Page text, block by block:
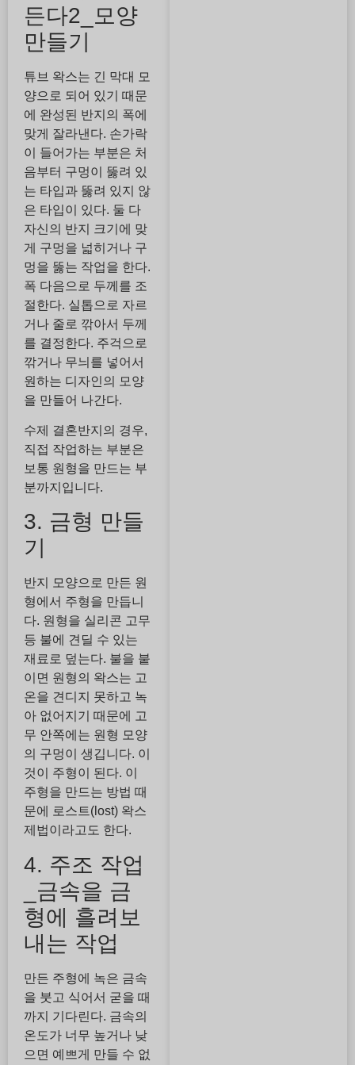
든다2_모양
만들기
튜브 왁스는 긴 막대 모
양으로 되어 있기 때문
에 완성된 반지의 폭에
맞게 잘라낸다. 손가락
이 들어가는 부분은 처
음부터 구멍이 뚫려 있
는 타입과 뚫려 있지 않
은 타입이 있다. 둘 다
자신의 반지 크기에 맞
게 구멍을 넓히거나 구
멍을 뚫는 작업을 한다.
폭 다음으로 두께를 조
절한다. 실톱으로 자르
거나 줄로 깎아서 두께
를 결정한다. 주걱으로
깎거나 무늬를 넣어서
원하는 디자인의 모양
을 만들어 나간다.
수제 결혼반지의 경우,
직접 작업하는 부분은
보통 원형을 만드는 부
분까지입니다.
3. 금형 만들
기
반지 모양으로 만든 원
형에서 주형을 만듭니
다. 원형을 실리콘 고무
등 불에 견딜 수 있는
재료로 덮는다. 불을 붙
이면 원형의 왁스는 고
온을 견디지 못하고 녹
아 없어지기 때문에 고
무 안쪽에는 원형 모양
의 구멍이 생깁니다. 이
것이 주형이 된다. 이
주형을 만드는 방법 때
문에 로스트(lost) 왁스
제법이라고도 한다.
4. 주조 작업
_금속을 금
형에 흘려보
내는 작업
만든 주형에 녹은 금속
을 붓고 식어서 굳을 때
까지 기다린다. 금속의
온도가 너무 높거나 낮
으면 예쁘게 만들 수 없